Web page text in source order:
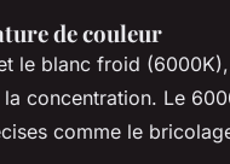
de couleur
le blanc froid
concentration. Le
comme le